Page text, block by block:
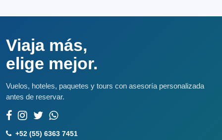
Viaja más,
elige mejor.
Vuelos, hoteles, paquetes y tours con asesoría personalizada
antes de reservar.
+52 (55) 6363 7451